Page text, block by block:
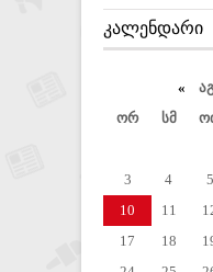
ᲙᲐᲚᲔᲜᲓᲐᲠᲘ
«
ორ
სმ
3
4 5
10
11
17
18